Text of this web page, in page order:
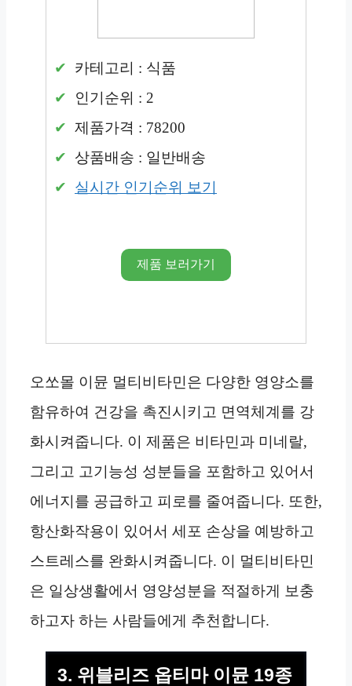
카테고리 : 식품
인기순위 : 2
제품가격 : 78200
상품배송 : 일반배송
실시간 인기순위 보기
제품 보러가기
오쏘몰 이뮨 멀티비타민은 다양한 영양소를
함유하여 건강을 촉진시키고 면역체계를 강
화시켜줍니다. 이 제품은 비타민과 미네랄,
그리고 고기능성 성분들을 포함하고 있어서
에너지를 공급하고 피로를 줄여줍니다. 또한,
항산화작용이 있어서 세포 손상을 예방하고
스트레스를 완화시켜줍니다. 이 멀티비타민
은 일상생활에서 영양성분을 적절하게 보충
하고자 하는 사람들에게 추천합니다.
3. 위블리즈 옵티마 이뮨 19종